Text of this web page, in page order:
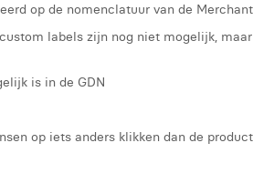
op de nomenclatuur van de
labels zijn nog niet mogelijk,
is in de GDN
op iets anders klikken dan de